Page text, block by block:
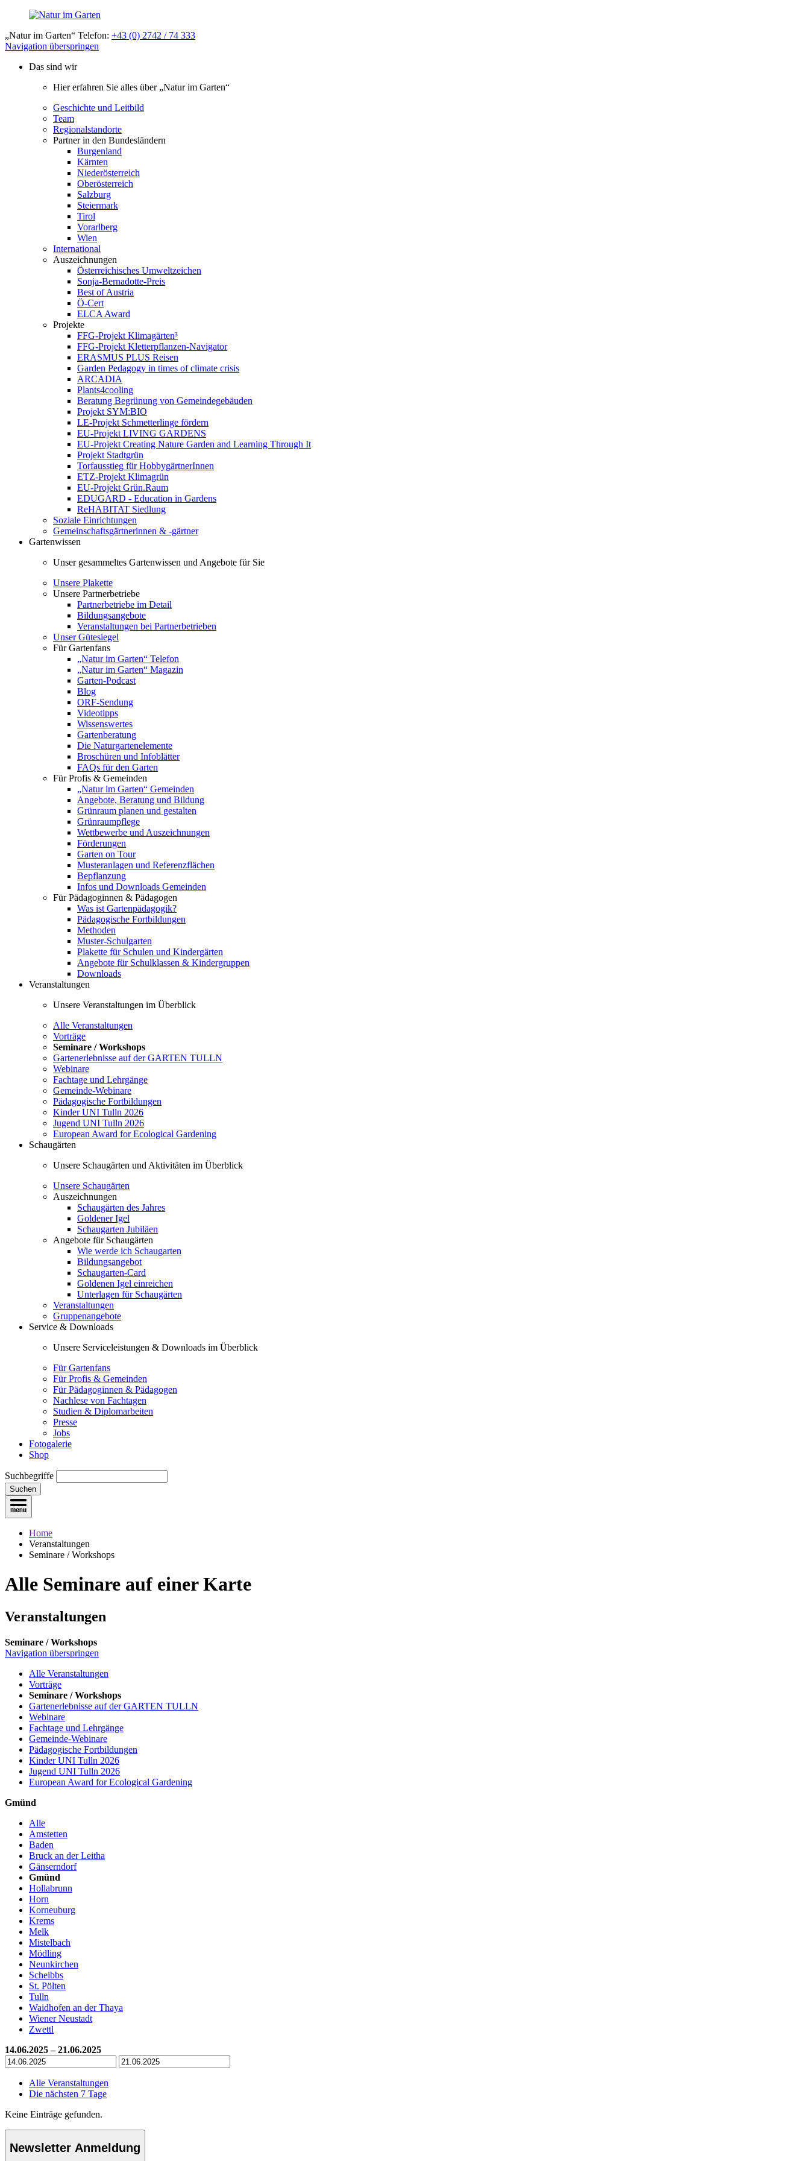
„Natur im Garten“ Telefon: +43 (0) 2742 / 74 333
Navigation überspringen
Das sind wir
Hier erfahren Sie alles über „Natur im Garten“
Geschichte und Leitbild
Team
Regionalstandorte
Partner in den Bundesländern
Burgenland
Kärnten
Niederösterreich
Oberösterreich
Salzburg
Steiermark
Tirol
Vorarlberg
Wien
International
Auszeichnungen
Österreichisches Umweltzeichen
Sonja-Bernadotte-Preis
Best of Austria
Ö-Cert
ELCA Award
Projekte
FFG-Projekt Klimagärten³
FFG-Projekt Kletterpflanzen-Navigator
ERASMUS PLUS Reisen
Garden Pedagogy in times of climate crisis
ARCADIA
Plants4cooling
Beratung Begrünung von Gemeindegebäuden
Projekt SYM:BIO
LE-Projekt Schmetterlinge fördern
EU-Projekt LIVING GARDENS
EU-Projekt Creating Nature Garden and Learning Through It
Projekt Stadtgrün
Torfausstieg für HobbygärtnerInnen
ETZ-Projekt Klimagrün
EU-Projekt Grün.Raum
EDUGARD - Education in Gardens
ReHABITAT Siedlung
Soziale Einrichtungen
Gemeinschaftsgärtnerinnen & -gärtner
Gartenwissen
Unser gesammeltes Gartenwissen und Angebote für Sie
Unsere Plakette
Unsere Partnerbetriebe
Partnerbetriebe im Detail
Bildungsangebote
Veranstaltungen bei Partnerbetrieben
Unser Gütesiegel
Für Gartenfans
„Natur im Garten“ Telefon
„Natur im Garten“ Magazin
Garten-Podcast
Blog
ORF-Sendung
Videotipps
Wissenswertes
Gartenberatung
Die Naturgartenelemente
Broschüren und Infoblätter
FAQs für den Garten
Für Profis & Gemeinden
„Natur im Garten“ Gemeinden
Angebote, Beratung und Bildung
Grünraum planen und gestalten
Grünraumpflege
Wettbewerbe und Auszeichnungen
Förderungen
Garten on Tour
Musteranlagen und Referenzflächen
Bepflanzung
Infos und Downloads Gemeinden
Für Pädagoginnen & Pädagogen
Was ist Gartenpädagogik?
Pädagogische Fortbildungen
Methoden
Muster-Schulgarten
Plakette für Schulen und Kindergärten
Angebote für Schulklassen & Kindergruppen
Downloads
Veranstaltungen
Unsere Veranstaltungen im Überblick
Alle Veranstaltungen
Vorträge
Seminare / Workshops
Gartenerlebnisse auf der GARTEN TULLN
Webinare
Fachtage und Lehrgänge
Gemeinde-Webinare
Pädagogische Fortbildungen
Kinder UNI Tulln 2026
Jugend UNI Tulln 2026
European Award for Ecological Gardening
Schaugärten
Unsere Schaugärten und Aktivitäten im Überblick
Unsere Schaugärten
Auszeichnungen
Schaugärten des Jahres
Goldener Igel
Schaugarten Jubiläen
Angebote für Schaugärten
Wie werde ich Schaugarten
Bildungsangebot
Schaugarten-Card
Goldenen Igel einreichen
Unterlagen für Schaugärten
Veranstaltungen
Gruppenangebote
Service & Downloads
Unsere Serviceleistungen & Downloads im Überblick
Für Gartenfans
Für Profis & Gemeinden
Für Pädagoginnen & Pädagogen
Nachlese von Fachtagen
Studien & Diplomarbeiten
Presse
Jobs
Fotogalerie
Shop
Suchbegriffe
Suchen
Home
Veranstaltungen
Seminare / Workshops
Alle Seminare auf einer Karte
Veranstaltungen
Seminare / Workshops
Navigation überspringen
Alle Veranstaltungen
Vorträge
Seminare / Workshops
Gartenerlebnisse auf der GARTEN TULLN
Webinare
Fachtage und Lehrgänge
Gemeinde-Webinare
Pädagogische Fortbildungen
Kinder UNI Tulln 2026
Jugend UNI Tulln 2026
European Award for Ecological Gardening
Gmünd
Alle
Amstetten
Baden
Bruck an der Leitha
Gänserndorf
Gmünd
Hollabrunn
Horn
Korneuburg
Krems
Melk
Mistelbach
Mödling
Neunkirchen
Scheibbs
St. Pölten
Tulln
Waidhofen an der Thaya
Wiener Neustadt
Zwettl
14.06.2025 – 21.06.2025
Alle Veranstaltungen
Die nächsten 7 Tage
Keine Einträge gefunden.
Newsletter Anmeldung